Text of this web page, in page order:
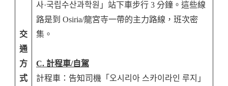
交
通
方
式
사·국립수산과학원」站下車步行 3 分鐘。這些線
路是到 Osiria/龍宮寺一帶的主力路線，班次密
集。
C. 計程車/自駕
計程車：告知司機「오시리아 스카이라인 루지」